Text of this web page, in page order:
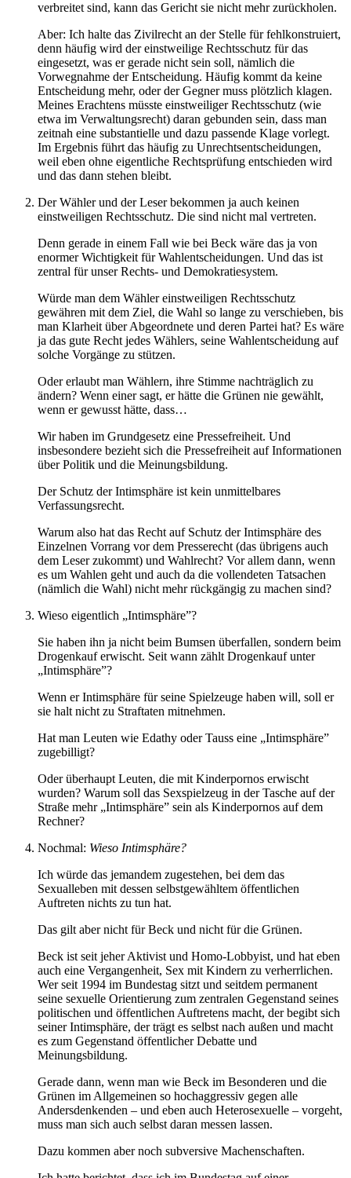
verbreitet sind, kann das Gericht sie nicht mehr zurückholen.
Aber: Ich halte das Zivilrecht an der Stelle für fehlkonstruiert,
denn häufig wird der einstweilige Rechtsschutz für das
eingesetzt, was er gerade nicht sein soll, nämlich die
Vorwegnahme der Entscheidung. Häufig kommt da keine
Entscheidung mehr, oder der Gegner muss plötzlich klagen.
Meines Erachtens müsste einstweiliger Rechtsschutz (wie
etwa im Verwaltungsrecht) daran gebunden sein, dass man
zeitnah eine substantielle und dazu passende Klage vorlegt.
Im Ergebnis führt das häufig zu Unrechtsentscheidungen,
weil eben ohne eigentliche Rechtsprüfung entschieden wird
und das dann stehen bleibt.
Der Wähler und der Leser bekommen ja auch keinen
einstweiligen Rechtsschutz. Die sind nicht mal vertreten.
Denn gerade in einem Fall wie bei Beck wäre das ja von
enormer Wichtigkeit für Wahlentscheidungen. Und das ist
zentral für unser Rechts- und Demokratiesystem.
Würde man dem Wähler einstweiligen Rechtsschutz
gewähren mit dem Ziel, die Wahl so lange zu verschieben, bis
man Klarheit über Abgeordnete und deren Partei hat? Es wäre
ja das gute Recht jedes Wählers, seine Wahlentscheidung auf
solche Vorgänge zu stützen.
Oder erlaubt man Wählern, ihre Stimme nachträglich zu
ändern? Wenn einer sagt, er hätte die Grünen nie gewählt,
wenn er gewusst hätte, dass…
Wir haben im Grundgesetz eine Pressefreiheit. Und
insbesondere bezieht sich die Pressefreiheit auf Informationen
über Politik und die Meinungsbildung.
Der Schutz der Intimsphäre ist kein unmittelbares
Verfassungsrecht.
Warum also hat das Recht auf Schutz der Intimsphäre des
Einzelnen Vorrang vor dem Presserecht (das übrigens auch
dem Leser zukommt) und Wahlrecht? Vor allem dann, wenn
es um Wahlen geht und auch da die vollendeten Tatsachen
(nämlich die Wahl) nicht mehr rückgängig zu machen sind?
Wieso eigentlich „Intimsphäre”?
Sie haben ihn ja nicht beim Bumsen überfallen, sondern beim
Drogenkauf erwischt. Seit wann zählt Drogenkauf unter
„Intimsphäre”?
Wenn er Intimsphäre für seine Spielzeuge haben will, soll er
sie halt nicht zu Straftaten mitnehmen.
Hat man Leuten wie Edathy oder Tauss eine „Intimsphäre”
zugebilligt?
Oder überhaupt Leuten, die mit Kinderpornos erwischt
wurden? Warum soll das Sexspielzeug in der Tasche auf der
Straße mehr „Intimsphäre” sein als Kinderpornos auf dem
Rechner?
Nochmal: Wieso Intimsphäre?
Ich würde das jemandem zugestehen, bei dem das
Sexualleben mit dessen selbstgewähltem öffentlichen
Auftreten nichts zu tun hat.
Das gilt aber nicht für Beck und nicht für die Grünen.
Beck ist seit jeher Aktivist und Homo-Lobbyist, und hat eben
auch eine Vergangenheit, Sex mit Kindern zu verherrlichen.
Wer seit 1994 im Bundestag sitzt und seitdem permanent
seine sexuelle Orientierung zum zentralen Gegenstand seines
politischen und öffentlichen Auftretens macht, der begibt sich
seiner Intimsphäre, der trägt es selbst nach außen und macht
es zum Gegenstand öffentlicher Debatte und
Meinungsbildung.
Gerade dann, wenn man wie Beck im Besonderen und die
Grünen im Allgemeinen so hochaggressiv gegen alle
Andersdenkenden – und eben auch Heterosexuelle – vorgeht,
muss man sich auch selbst daran messen lassen.
Dazu kommen aber noch subversive Machenschaften.